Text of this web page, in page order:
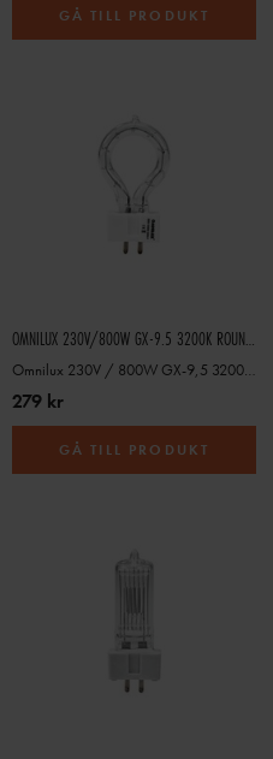
GÅ TILL PRODUKT
OMNILUX 230V/800W GX-9.5 3200K ROUNDLUX
Omnilux 230V / 800W GX-9,5 3200K roundlux
279 kr
GÅ TILL PRODUKT